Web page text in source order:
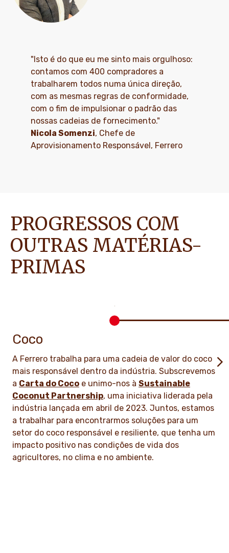
"Isto é do que eu me sinto mais orgulhoso:
contamos com 400 compradores a
trabalharem todos numa única direção,
com as mesmas regras de conformidade,
com o fim de impulsionar o padrão das
nossas cadeias de fornecimento."
Nicola Somenzi, Chefe de
Aprovisionamento Responsável, Ferrero
PROGRESSOS COM
OUTRAS MATÉRIAS-
PRIMAS
Coco
A Ferrero trabalha para uma cadeia de valor do coco
mais responsável dentro da indústria. Subscrevemos
a Carta do Coco e unimo-nos à Sustainable
Coconut Partnership, uma iniciativa liderada pela
indústria lançada em abril de 2023. Juntos, estamos
a trabalhar para encontrarmos soluções para um
setor do coco responsável e resiliente, que tenha um
impacto positivo nas condições de vida dos
agricultores, no clima e no ambiente.